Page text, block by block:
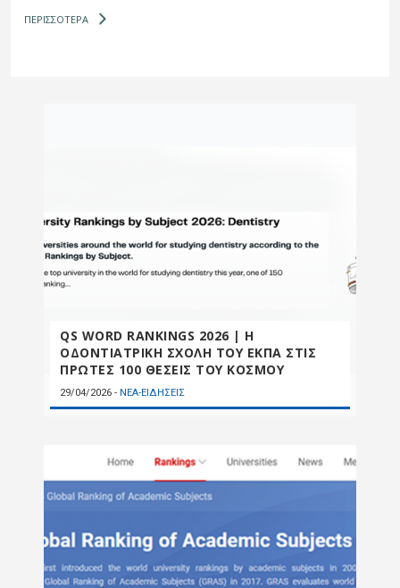
ΠΕΡΙΣΣΟΤΕΡΑ
QS WORD RANKINGS 2026 | H
ΟΔΟΝΤΙΑΤΡΙΚΗ ΣΧΟΛΗ ΤΟΥ ΕΚΠΑ ΣΤΙΣ
ΠΡΩΤΕΣ 100 ΘΕΣΕΙΣ ΤΟΥ ΚΟΣΜΟΥ
29/04/2026 - ΝΕΑ-ΕΙΔΗΣΕΙΣ